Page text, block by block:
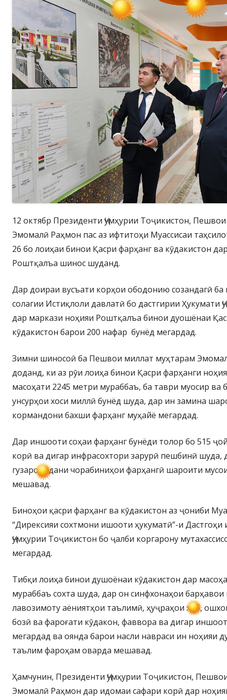
12 октябр Президенти Ҷумҳурии Тоҷикистон,
Эмомалӣ Раҳмон пас аз ифтитоҳи Муассисаи
26 бо лоиҳаи бинои Қасри фарҳанг ва кӯдакистон
Роштқалъа шинос шуданд.
Дар доираи вусъати корҳои ободонию созандагӣ
солагии Истиқлоли давлатӣ бо дастгирии Ҳукумати
дар маркази ноҳияи Роштқалъа бинои дуошёнаи
кӯдакистон барои 200 нафар бунёд мегардад.
Зимни шиносоӣ ба Пешвои миллат муҳтарам
доданд, ки аз рӯи лоиҳа бинои Қасри фарҳанги
масоҳати 2245 метри мураббаъ, ба таври муосир ва
унсурҳои хоси миллӣ бунёд шуда, дар ин замина
кормандони бахши фарҳанг муҳайё мегардад.
Дар иншооти соҳаи фарҳанг бунёди толор бо 515
корӣ ва дигар инфрасохтори зарурӣ пешбинӣ шуда,
гузаронидани чорабиниҳои фарҳангӣ шароити
мешавад.
Биноҳои қасри фарҳанг ва кӯдакистон аз ҷониби
“Дирексияи сохтмони ишооти ҳукуматӣ”-и
Ҷумҳурии Тоҷикистон бо ҷалби коргарону
мегардад.
Тибқи лоиҳа бинои душоёнаи кӯдакистон дар
мураббаъ сохта шуда, дар он синфхонаҳои барҳавои
лавозимоту аёниятҳои таълимӣ, ҳуҷраҳои хоб,
бозӣ ва фароғати кӯдакон, фаввора ва дигар
мегардад ва оянда барои насли навраси ин ноҳияи
таълим фароҳам оварда мешавад.
Ҳамчунин, Президенти Ҷумҳурии Тоҷикистон,
Эмомалӣ Раҳмон дар идомаи сафари корӣ дар